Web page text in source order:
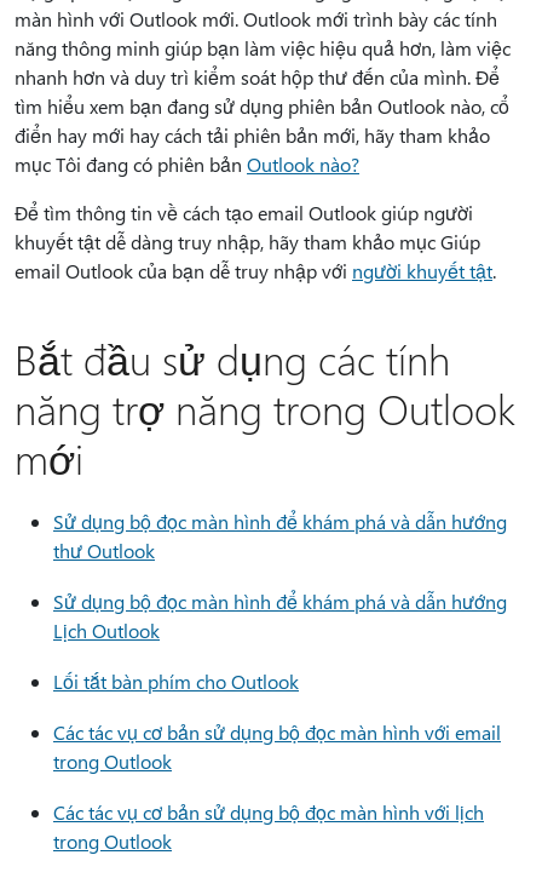
màn hình với Outlook mới. Outlook mới trình bày các tính
năng thông minh giúp bạn làm việc hiệu quả hơn, làm việc
nhanh hơn và duy trì kiểm soát hộp thư đến của mình. Để
tìm hiểu xem bạn đang sử dụng phiên bản Outlook nào, cổ
điển hay mới hay cách tải phiên bản mới, hãy tham khảo
mục Tôi đang có phiên bản Outlook nào?
Để tìm thông tin về cách tạo email Outlook giúp người
khuyết tật dễ dàng truy nhập, hãy tham khảo mục Giúp
email Outlook của bạn dễ truy nhập với người khuyết tật.
Bắt đầu sử dụng các tính
năng trợ năng trong Outlook
mới
Sử dụng bộ đọc màn hình để khám phá và dẫn hướng
thư Outlook
Sử dụng bộ đọc màn hình để khám phá và dẫn hướng
Lịch Outlook
Lối tắt bàn phím cho Outlook
Các tác vụ cơ bản sử dụng bộ đọc màn hình với email
trong Outlook
Các tác vụ cơ bản sử dụng bộ đọc màn hình với lịch
trong Outlook